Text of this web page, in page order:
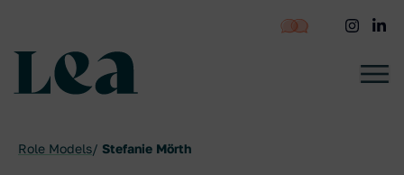
springen
LEA - Startseite
Role Models Stefanie Mörth